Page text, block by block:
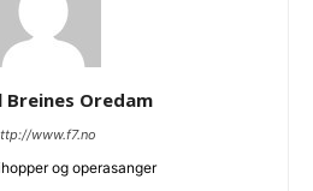
Breines Oredam
www.f7.no
og operasanger